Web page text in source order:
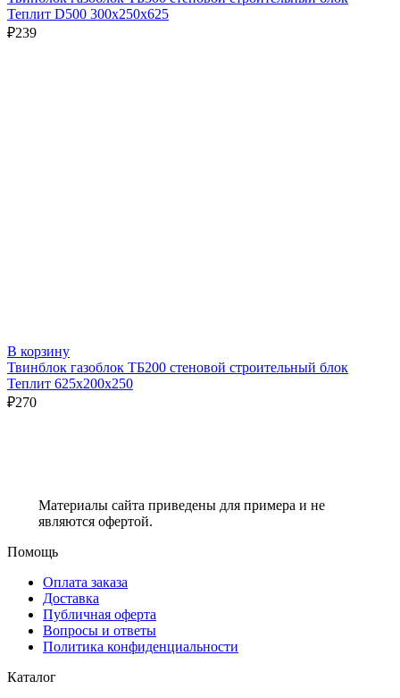
Теплит D500 300х250х625
₽239
В корзину
Твинблок газоблок ТБ200 стеновой строительный блок
Теплит 625х200х250
₽270
Материалы сайта приведены для примера и не
являются офертой.
Помощь
Оплата заказа
Доставка
Публичная оферта
Вопросы и ответы
Политика конфиденциальности
Каталог